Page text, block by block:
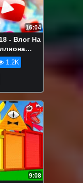
16:04
- Влог На
Вики Шоу
1.2K
9:08